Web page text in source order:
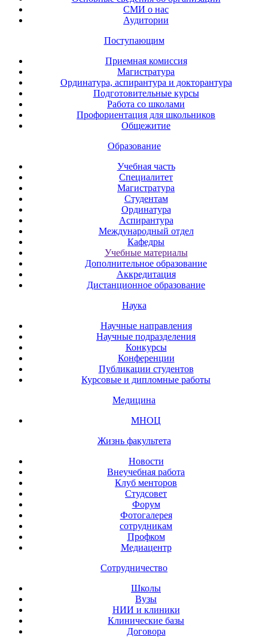
СМИ о нас
Аудитории
Поступающим
Приемная комиссия
Магистратура
Ординатура, аспирантура и докторантура
Подготовительные курсы
Работа со школами
Профориентация для школьников
Общежитие
Образование
Учебная часть
Специалитет
Магистратура
Студентам
Ординатура
Аспирантура
Международный отдел
Кафедры
Учебные материалы
Дополнительное образование
Аккредитация
Дистанционное образование
Наука
Научные направления
Научные подразделения
Конкурсы
Конференции
Публикации студентов
Курсовые и дипломные работы
Медицина
МНОЦ
Жизнь факультета
Новости
Внеучебная работа
Клуб менторов
Студсовет
Форум
Фотогалерея
сотрудникам
Профком
Медиацентр
Сотрудничество
Школы
Вузы
НИИ и клиники
Клинические базы
Договора